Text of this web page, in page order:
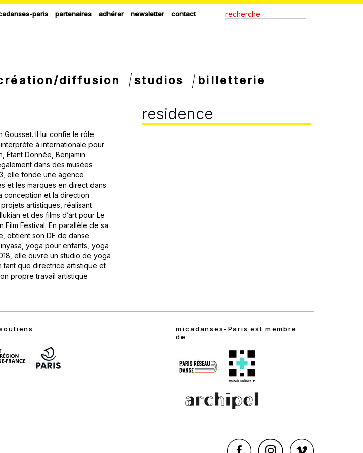
paris partenaires adhérer newsletter contact
création/diffusion studios billetterie
Il lui confie le rôle
à internationale pour
Étant Donnée, Benjamin
dans des musées
elle fonde une agence
et les marques en direct dans
conception et la direction
artistiques, réalisant
et des films d’art pour Le
Festival. En parallèle de sa
obtient son DE de danse
yoga pour enfants, yoga
elle ouvre un studio de yoga
tant que directrice artistique et
propre travail artistique
residence
micadanses-Paris est membre
de